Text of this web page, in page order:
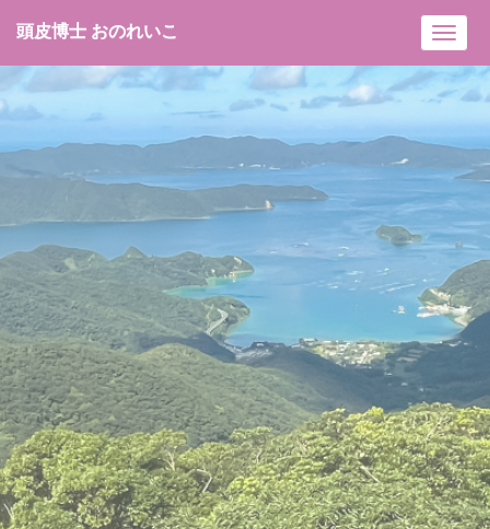
頭皮博士 おのれいこ